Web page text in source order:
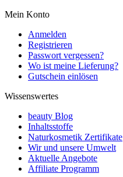
Mein Konto
Anmelden
Registrieren
Passwort vergessen?
Wo ist meine Lieferung?
Gutschein einlösen
Wissenswertes
beauty Blog
Inhaltsstoffe
Naturkosmetik Zertifikate
Wir und unsere Umwelt
Aktuelle Angebote
Affiliate Programm